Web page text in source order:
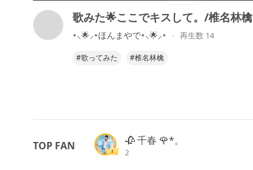
歌みた🌟ここでキスして。/椎名林檎
⋆⸜🌟⸝‍⋆ほんまやで⋆⸜🌟⸝‍⋆ 再生数 14
#歌ってみた #椎名林檎
TOP FAN 🥀 千春 🌹*。
2